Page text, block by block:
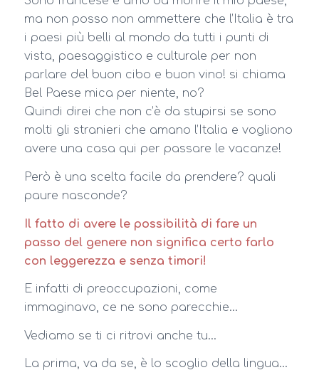
ma non posso non ammettere che l’Italia è tra
i paesi più belli al mondo da tutti i punti di
vista, paesaggistico e culturale per non
parlare del buon cibo e buon vino! si chiama
Bel Paese mica per niente, no?
Quindi direi che non c’è da stupirsi se sono
molti gli stranieri che amano l’Italia e vogliono
avere una casa qui per passare le vacanze!
Però è una scelta facile da prendere? quali
paure nasconde?
Il fatto di avere le possibilità di fare un
passo del genere non significa certo farlo
con leggerezza e senza timori!
E infatti di preoccupazioni, come
immaginavo, ce ne sono parecchie…
Vediamo se ti ci ritrovi anche tu…
La prima, va da se, è lo scoglio della lingua…